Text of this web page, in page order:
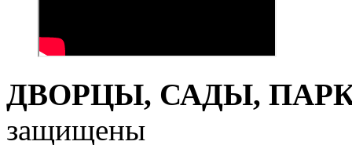
ДВОРЦЫ, САДЫ,
защищены